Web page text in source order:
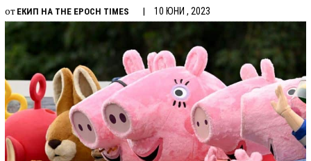
от ЕКИП НА THE EPOCH TIMES 10 ЮНИ , 2023